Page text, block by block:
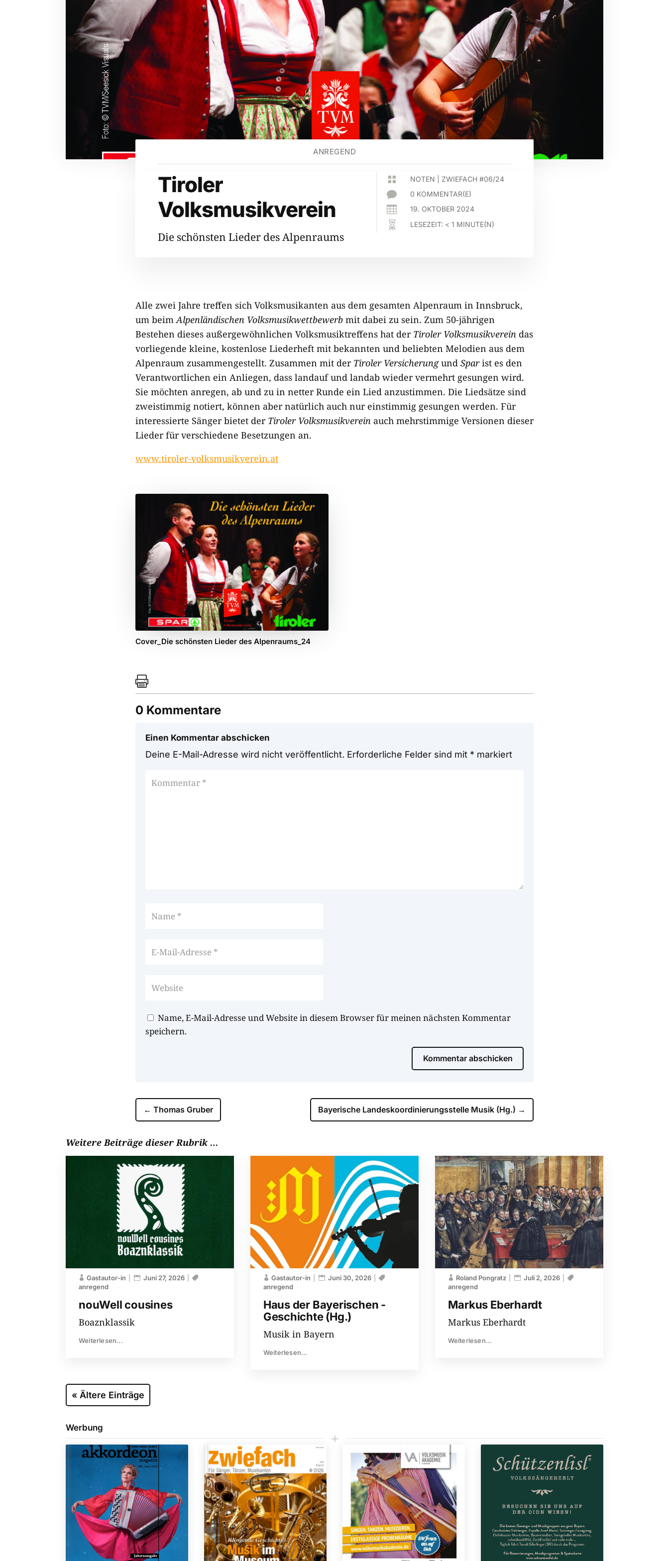
ANREGEND
Tiroler
Volksmusikverein
Die schönsten Lieder des Alpenraums
 NOTEN ZWIEFACH #06/24
 0 KOMMENTAR(E)
 19. OKTOBER 2024
 LESEZEIT: < 1 MINUTE(N)
Alle zwei Jahre treffen sich Volksmusikanten aus dem gesamten Alpenraum in Innsbruck,
um beimAlpenländischen Volksmusikwettbewerb mit dabei zu sein. Zum 50-jährigen
Bestehen dieses außergewöhnlichen Volksmusiktreffens hat der Tiroler Volksmusikverein das
vorliegende kleine, kostenlose Liederheft mit bekannten und beliebten Melodien aus dem
Alpenraum zusammengestellt. Zusammen mit der Tiroler Versicherungund Sparist es den
Verantwortlichen ein Anliegen, dass landauf und landab wieder vermehrt gesungen wird.
Sie möchten anregen, ab und zu in netter Runde ein Lied anzustimmen. Die Liedsätze sind
zweistimmig notiert, können aber natürlich auch nur einstimmig gesungen werden. Für
interessierte Sänger bietet der Tiroler Volksmusikverein auch mehrstimmige Versionen dieser
Lieder für verschiedene Besetzungen an.
www.tiroler-volksmusikverein.at
Cover_Die schönsten Lieder des Alpenraums_24

0 Kommentare
Einen Kommentar abschicken
Deine E-Mail-Adresse wird nicht veröffentlicht. Erforderliche Felder sind mit * markiert
Name, E-Mail-Adresse und Website in diesem Browser für meinen nächsten Kommentar
speichern.
Kommentar abschicken
← Thomas Gruber Bayerische Landeskoordinierungsstelle Musik (Hg.) →
Weitere Beiträge dieser Rubrik …
nouWell cousines
Gastautor-in
Juni 27, 2026
anregend
Boaznklassik
Weiterlesen...
Haus der Bayerischen ­
Geschichte (Hg.)
Gastautor-in
Juni 30, 2026
anregend
Musik in Bayern
Weiterlesen...
Markus Eberhardt
Roland Pongratz
Juli 2, 2026
anregend
Markus Eberhardt
Weiterlesen...
« Ältere Einträge
Werbung
L